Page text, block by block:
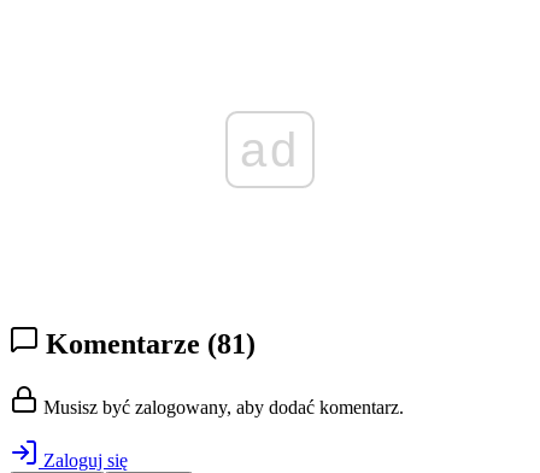
ad
Komentarze (81)
Musisz być zalogowany, aby dodać komentarz.
Zaloguj się